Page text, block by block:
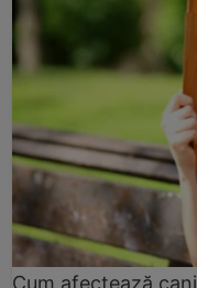
Cum afectează